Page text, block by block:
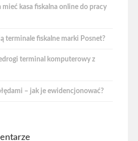
kasa fiskalna online do pracy
terminale fiskalne marki Posnet?
terminal komputerowy z
– jak je ewidencjonować?